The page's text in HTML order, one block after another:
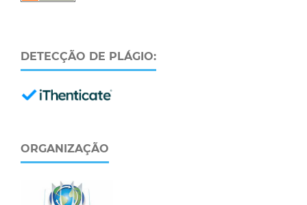
DETECÇÃO DE PLÁGIO:
ORGANIZAÇÃO